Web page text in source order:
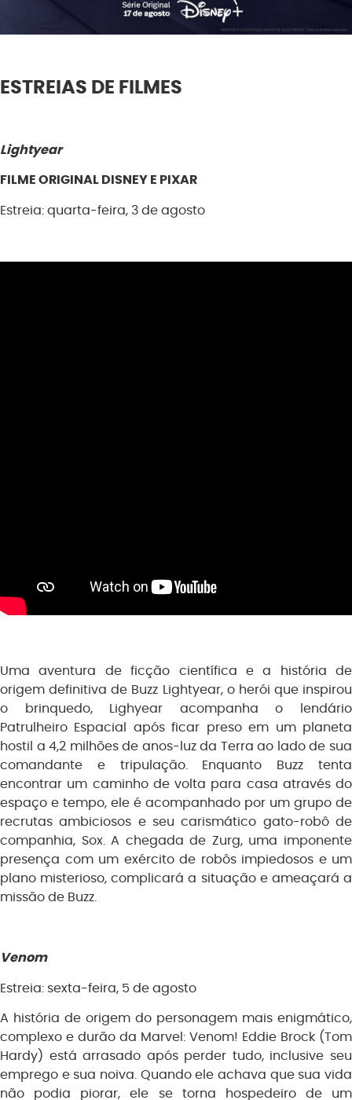
ESTREIAS DE FILMES
Lightyear
FILME ORIGINAL DISNEY E PIXAR
Estreia: quarta-feira, 3 de agosto
Uma aventura de ficção científica e a história de
origem definitiva de Buzz Lightyear, o herói que inspirou
o brinquedo, Lighyear acompanha o lendário
Patrulheiro Espacial após ficar preso em um planeta
hostil a 4,2 milhões de anos-luz da Terra ao lado de sua
comandante e tripulação. Enquanto Buzz tenta
encontrar um caminho de volta para casa através do
espaço e tempo, ele é acompanhado por um grupo de
recrutas ambiciosos e seu carismático gato-robô de
companhia, Sox. A chegada de Zurg, uma imponente
presença com um exército de robôs impiedosos e um
plano misterioso, complicará a situação e ameaçará a
missão de Buzz.
Venom
Estreia: sexta-feira, 5 de agosto
A história de origem do personagem mais enigmático,
complexo e durão da Marvel: Venom! Eddie Brock (Tom
Hardy) está arrasado após perder tudo, inclusive seu
emprego e sua noiva. Quando ele achava que sua vida
não podia piorar, ele se torna hospedeiro de um